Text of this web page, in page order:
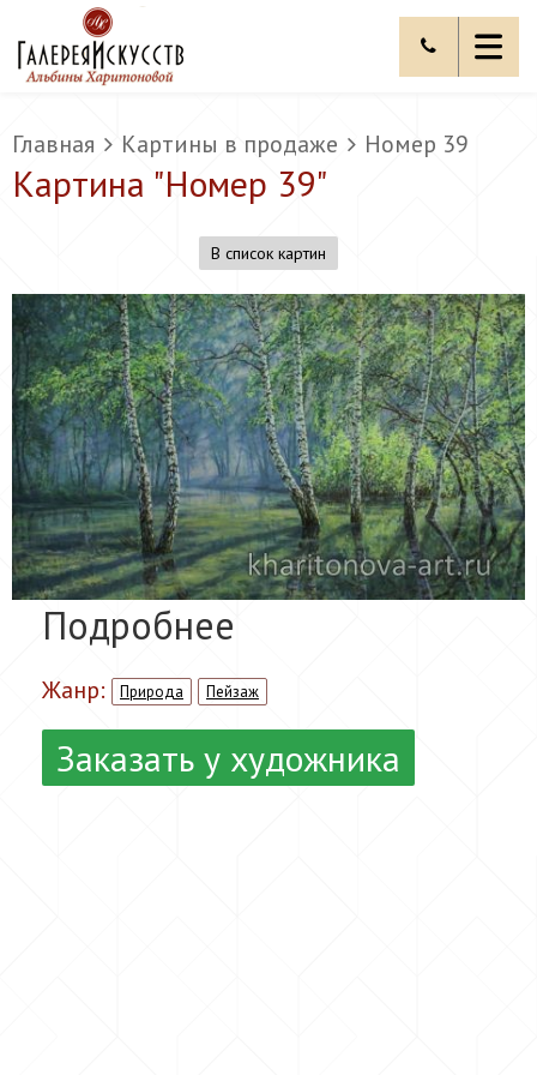
Главная Картины в продаже Номер 39
Картина "Номер 39"
В список картин
Подробнее
Жанр: Природа Пейзаж
Заказать у художника